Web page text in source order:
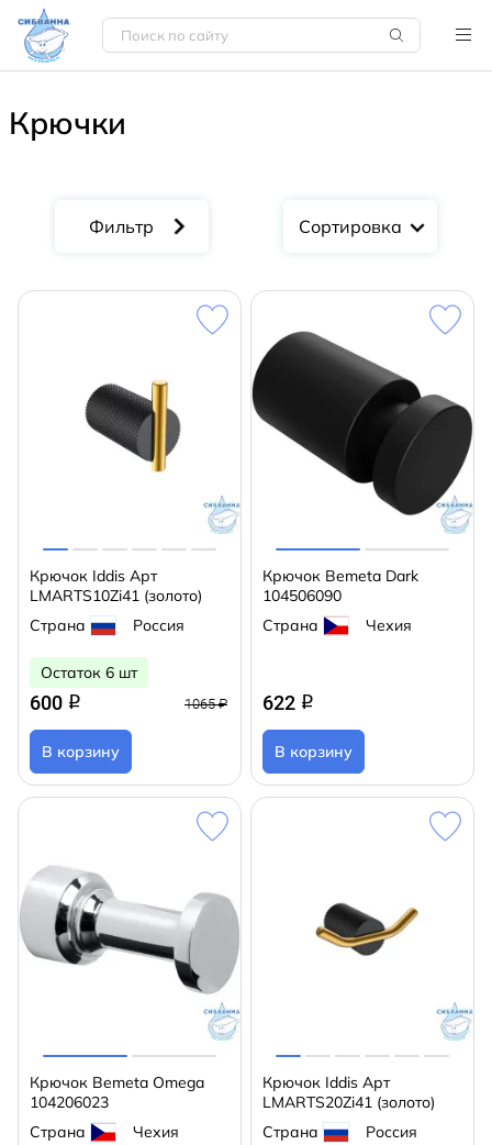
Крючки
Сортировка
Крючок Iddis Арт
LMARTS10Zi41 (золото)
Страна
Россия
Остаток 6 шт
600 q 1065 ₽
В корзину
Крючок Bemeta Dark
104506090
Страна
Чехия
622 q
В корзину
Крючок Bemeta Omega
104206023
Страна
Чехия
Крючок Iddis Арт
LMARTS20Zi41 (золото)
Страна
Россия